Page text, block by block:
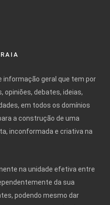
informação geral que tem por
opiniões, debates, ideias,
em todos os domínios
a construção de uma
inconformada e criativa na
na unidade efetiva entre
da sua
podendo mesmo dar